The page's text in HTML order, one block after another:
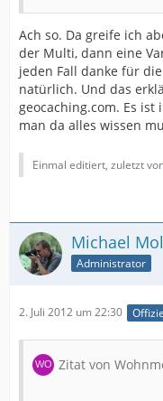
Ach so. Da greife ich
der Multi, dann eine
jeden Fall danke für
natürlich. Und das
geocaching.com. Es ist
man da alles wissen
Einmal editiert, zuletzt
Michael
Administrator
2. Juli 2012 um 22:30
Zitat von